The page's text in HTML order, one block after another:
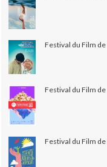
Festival du Film
Festival du Film
Festival du Film